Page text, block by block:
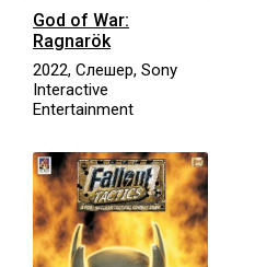
God of War:
Ragnarök
2022, Слешер, Sony
Interactive
Entertainment